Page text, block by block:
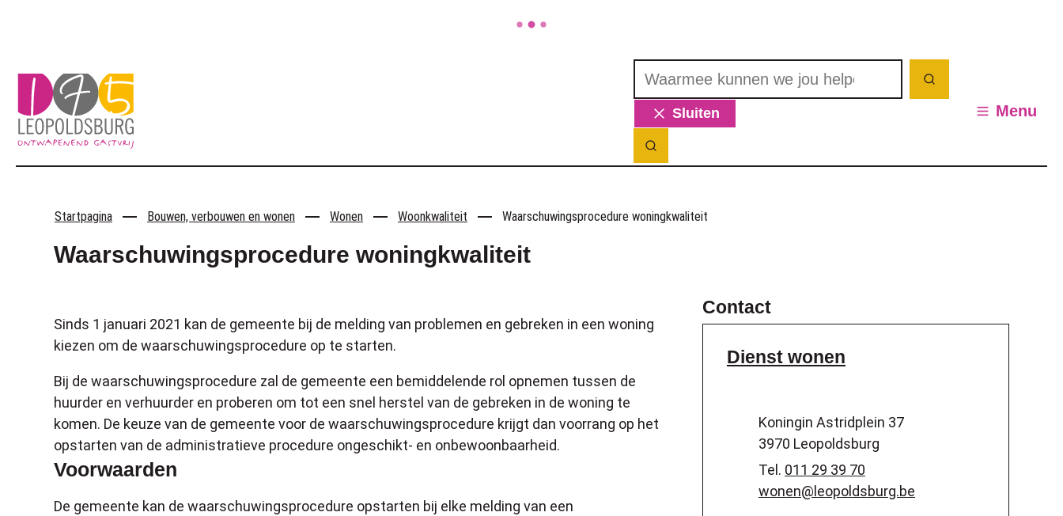
Leopoldsburg
Waarmee kunnen we jou helpen? Wat zoek je?
Zoeken
Sluiten
Zoek tonen / verbergen
Menu
Startpagina Bouwen, verbouwen en wonen Wonen Woonkwaliteit Waarschuwingsprocedure woningkwaliteit
Waarschuwingsprocedure woningkwaliteit
Sinds 1 januari 2021 kan de gemeente bij de melding van problemen en gebreken in een woning
kiezen om de waarschuwingsprocedure op te starten.
Bij de waarschuwingsprocedure zal de gemeente een bemiddelende rol opnemen tussen de
huurder en verhuurder en proberen om tot een snel herstel van de gebreken in de woning te
komen. De keuze van de gemeente voor de waarschuwingsprocedure krijgt dan voorrang op het
opstarten van de administratieve procedure ongeschikt- en onbewoonbaarheid.
Voorwaarden
De gemeente kan de waarschuwingsprocedure opstarten bij elke melding van een
Contact
Dienst wonen
AdresKoningin Astridplein 37
,3970 Leopoldsburg
011 29 39 70
E-mailwonen@leopoldsburg.be